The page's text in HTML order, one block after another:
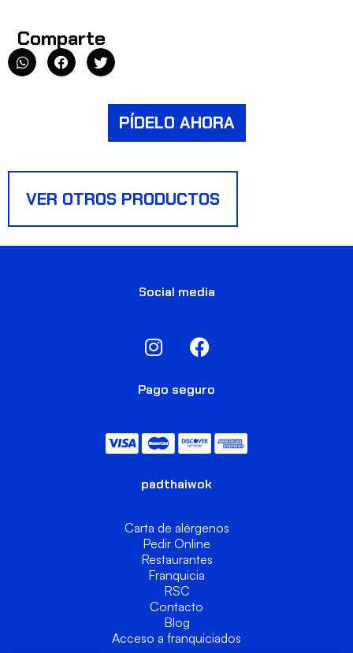
Comparte
PÍDELO AHORA
Social media
Pago seguro
padthaiwok
Carta de alérgenos
Pedir Online
Restaurantes
Franquicia
RSC
Contacto
Blog
Acceso a franquiciados